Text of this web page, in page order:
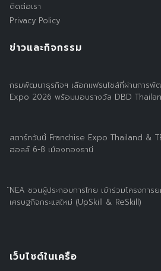
ติดต่อเรา
Privacy Policy
ข่าวและกิจกรรม
กรมพัฒนาธุรกิจฯ เลือกแฟรนไชส์ที่ผ่านการพั
Expo 2026 พร้อมมอบรางวัล DBD
สตาร์ทวันนี้ Franchise Expo Thailand &
ฮอลล์ 6-8 เมืองทองธานี
NEA ชวนผู้ประกอบการไทย เข้าร่วมโครงการ
เศรษฐกิจกระแสใหม่ (UpSkill & ReSkill)
เว็บไซต์ในเครือ